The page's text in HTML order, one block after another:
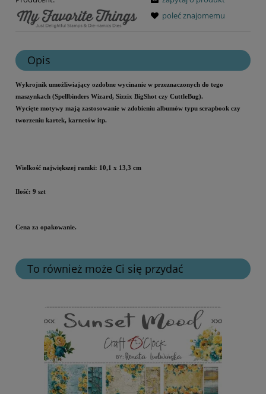
poleć znajomemu
Opis
Wykrojnik umożliwiający ozdobne wycinanie w przeznaczonych do tego
maszynkach (Spellbinders Wizard, Sizzix BigShot czy CuttleBug).
Wycięte motywy mają zastosowanie w zdobieniu albumów typu scrapbook czy
tworzeniu kartek, karnetów itp.
Wielkość największej ramki: 10,1 x 13,3 cm
Ilość: 9 szt
Cena za opakowanie.
To również może Ci się przydać